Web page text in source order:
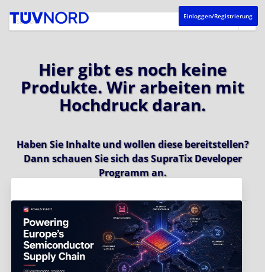
Einloggen/Registrierung
Hier gibt es noch keine
Produkte. Wir arbeiten mit
Hochdruck daran.
Haben Sie Inhalte und wollen diese bereitstellen?
Dann schauen Sie sich dasSupraTix Developer
Programman.